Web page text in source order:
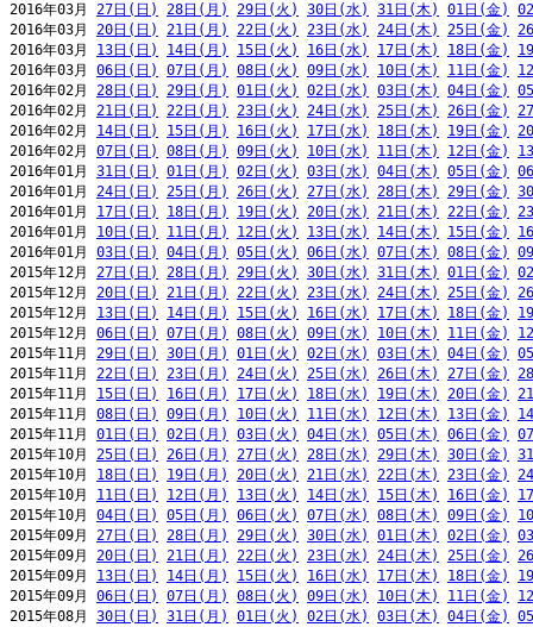
2016年03月 27日(日) 28日(月) 29日(火) 30日(水) 31日(木) 01日(金)
2016年03月 20日(日) 21日(月) 22日(火) 23日(水) 24日(木) 25日(金)
2016年03月 13日(日) 14日(月) 15日(火) 16日(水) 17日(木) 18日(金)
2016年03月 06日(日) 07日(月) 08日(火) 09日(水) 10日(木) 11日(金)
2016年02月 28日(日) 29日(月) 01日(火) 02日(水) 03日(木) 04日(金)
2016年02月 21日(日) 22日(月) 23日(火) 24日(水) 25日(木) 26日(金)
2016年02月 14日(日) 15日(月) 16日(火) 17日(水) 18日(木) 19日(金)
2016年02月 07日(日) 08日(月) 09日(火) 10日(水) 11日(木) 12日(金)
2016年01月 31日(日) 01日(月) 02日(火) 03日(水) 04日(木) 05日(金)
2016年01月 24日(日) 25日(月) 26日(火) 27日(水) 28日(木) 29日(金)
2016年01月 17日(日) 18日(月) 19日(火) 20日(水) 21日(木) 22日(金)
2016年01月 10日(日) 11日(月) 12日(火) 13日(水) 14日(木) 15日(金)
2016年01月 03日(日) 04日(月) 05日(火) 06日(水) 07日(木) 08日(金)
2015年12月 27日(日) 28日(月) 29日(火) 30日(水) 31日(木) 01日(金)
2015年12月 20日(日) 21日(月) 22日(火) 23日(水) 24日(木) 25日(金)
2015年12月 13日(日) 14日(月) 15日(火) 16日(水) 17日(木) 18日(金)
2015年12月 06日(日) 07日(月) 08日(火) 09日(水) 10日(木) 11日(金)
2015年11月 29日(日) 30日(月) 01日(火) 02日(水) 03日(木) 04日(金)
2015年11月 22日(日) 23日(月) 24日(火) 25日(水) 26日(木) 27日(金)
2015年11月 15日(日) 16日(月) 17日(火) 18日(水) 19日(木) 20日(金)
2015年11月 08日(日) 09日(月) 10日(火) 11日(水) 12日(木) 13日(金)
2015年11月 01日(日) 02日(月) 03日(火) 04日(水) 05日(木) 06日(金)
2015年10月 25日(日) 26日(月) 27日(火) 28日(水) 29日(木) 30日(金)
2015年10月 18日(日) 19日(月) 20日(火) 21日(水) 22日(木) 23日(金)
2015年10月 11日(日) 12日(月) 13日(火) 14日(水) 15日(木) 16日(金)
2015年10月 04日(日) 05日(月) 06日(火) 07日(水) 08日(木) 09日(金)
2015年09月 27日(日) 28日(月) 29日(火) 30日(水) 01日(木) 02日(金)
2015年09月 20日(日) 21日(月) 22日(火) 23日(水) 24日(木) 25日(金)
2015年09月 13日(日) 14日(月) 15日(火) 16日(水) 17日(木) 18日(金)
2015年09月 06日(日) 07日(月) 08日(火) 09日(水) 10日(木) 11日(金)
2015年08月 30日(日) 31日(月) 01日(火) 02日(水) 03日(木) 04日(金)